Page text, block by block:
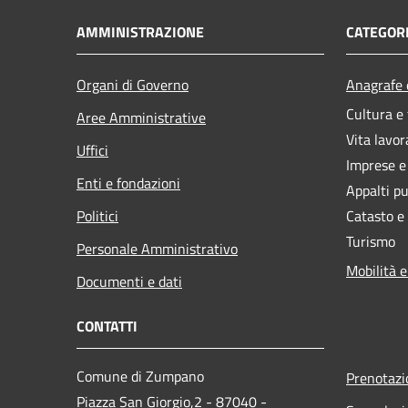
AMMINISTRAZIONE
Organi di Governo
Aree Amministrative
Uffici
Enti e fondazioni
Politici
Personale Amministrativo
Documenti e dati
Cultura
Vita
Imprese
Appalti
Catasto
Turismo
Mobilità
CONTATTI
Comune di Zumpano
Piazza San Giorgio,2 - 87040 -